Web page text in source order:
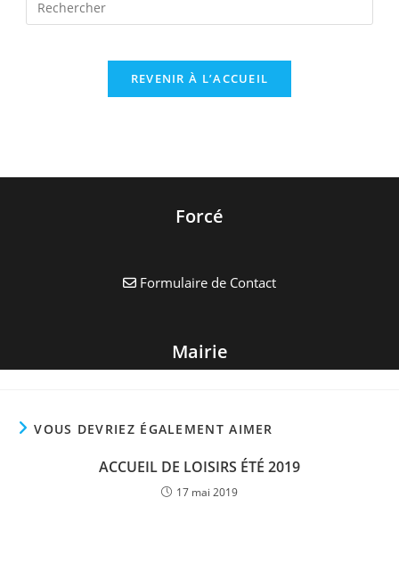
VOUS DEVRIEZ ÉGALEMENT AIMER
ACCUEIL DE LOISIRS ÉTÉ 2019
17 mai 2019